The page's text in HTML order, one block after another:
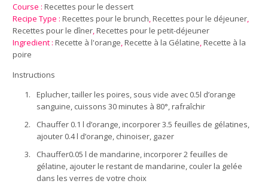
Course :Recettes pour le dessert
Recipe Type :Recettes pour le brunch,Recettes pour le déjeuner,
Recettes pour le dîner,Recettes pour le petit-déjeuner
Ingredient :Recette à l'orange,Recette à la Gélatine,Recette à la
poire
Instructions
1.
Eplucher, tailler les poires, sous vide avec 0.5l d’orange
sanguine, cuissons 30 minutes à 80°, rafraîchir
2.
Chauffer 0.1 l d’orange, incorporer 3.5 feuilles de gélatines,
ajouter 0.4 l d’orange, chinoiser, gazer
3.
Chauffer0.05 l de mandarine, incorporer 2 feuilles de
gélatine, ajouter le restant de mandarine, couler la gelée
dans les verres de votre choix